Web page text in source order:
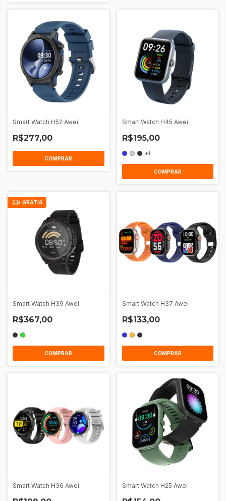
Smart Watch H52 Awei
R$277,00
COMPRAR
Smart Watch H45 Awei
R$195,00
+1
COMPRAR
GRÁTIS
Smart Watch H39 Awei
R$367,00
COMPRAR
Smart Watch H37 Awei
R$133,00
COMPRAR
Smart Watch H36 Awei Smart Watch H25 Awei